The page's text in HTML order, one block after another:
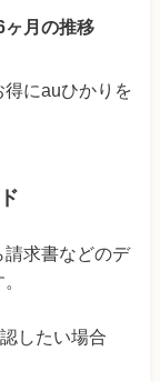
ヶ月の推移
にauひかりを
請求書などのデ
したい場合